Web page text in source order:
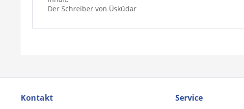
Der Schreiber von Üsküdar
Kontakt Service